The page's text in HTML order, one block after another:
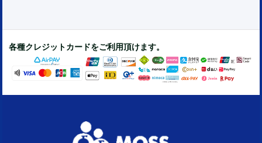
各種クレジットカードをご利用頂けます。